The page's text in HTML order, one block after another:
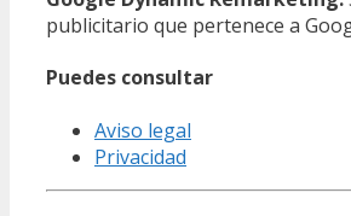
publicitario que pertenece a
Puedes consultar
Aviso legal
Privacidad